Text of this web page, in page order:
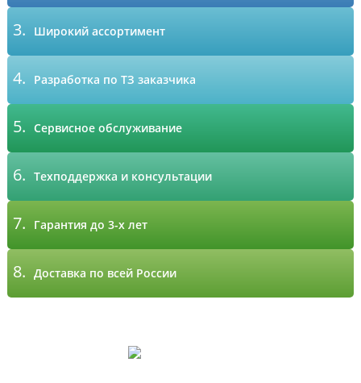
3. Широкий ассортимент
4. Разработка по ТЗ заказчика
5. Сервисное обслуживание
6. Техподдержка и консультации
7. Гарантия до 3-х лет
8. Доставка по всей России